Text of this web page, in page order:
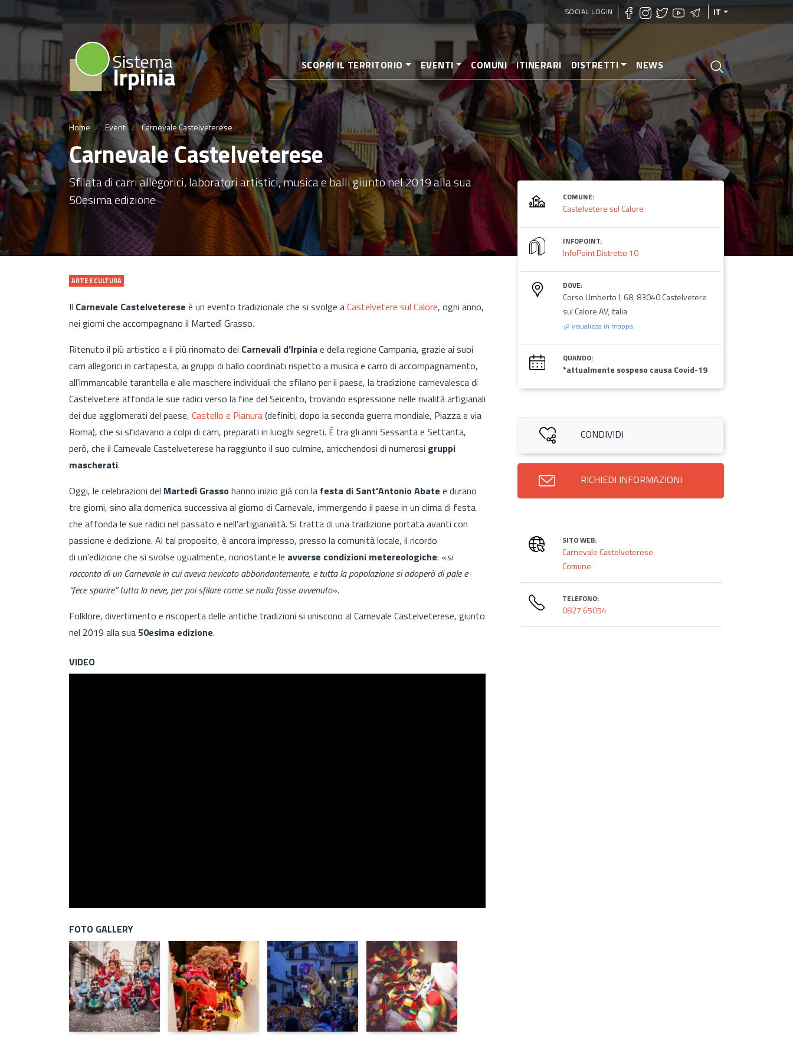
al
SOCIAL LOGIN IT
Sistema
Irpinia SCOPRI IL TERRITORIO EVENTI COMUNI ITINERARI DISTRETTI NEWS
Home Eventi Carnevale Castelveterese
Carnevale Castelveterese
Sfilata di carri allegorici, laboratori artistici, musica e balli giunto nel 2019 alla sua
50esima edizione
ARTE E CULTURA
Il Carnevale Castelveterese è un evento tradizionale che si svolge aCastelvetere sul Calore, ogni anno,
nei giorni che accompagnano il Martedì Grasso.
Ritenuto il più artistico e il più rinomato dei Carnevali d’lrpinia e della regione Campania, grazie ai suoi
carri allegorici in cartapesta, ai gruppi di ballo coordinati rispetto a musica e carro di accompagnamento,
all'immancabile tarantella e alle maschere individuali che sfilano per il paese, la tradizione carnevalesca di
Castelvetere affonda le sue radici verso la fine del Seicento, trovando espressione nelle rivalità artigianali
dei due agglomerati del paese, Castello e Pianura(definiti, dopo la seconda guerra mondiale, Piazza e via
Roma), che si sfidavano a colpi di carri, preparati in luoghi segreti. È tra gli anni Sessanta e Settanta,
però, che il Carnevale Castelveterese ha raggiunto il suo culmine, arricchendosi di numerosi gruppi
mascherati.
Oggi, le celebrazioni del Martedì Grassohanno inizio giàcon la festa di Sant'Antonio Abate e durano
tre giorni, sino alla domenica successiva al giorno di Carnevale, immergendo il paese in un clima di festa
che affonda le sue radici nel passato e nell'artigianalità. Si tratta di una tradizione portata avanti con
passione e dedizione. Al tal proposito, è ancora impresso, presso la comunità locale, il ricordo
di un'edizione che si svolse ugualmente, nonostante le avverse condizioni metereologiche: «si
racconta di un Carnevale in cui aveva nevicato abbondantemente, e tutta la popolazione si adoperò di pale e
“fece sparire” tutta la neve, per poi sfilare come se nulla fosse avvenuto».
Folklore, divertimento e riscoperta delle antiche tradizioni si uniscono al Carnevale Castelveterese, giunto
nel 2019 alla sua50esima edizione.
VIDEO
FOTO GALLERY
COMUNE:
Castelvetere sul Calore
INFOPOINT:
InfoPoint Distretto 10
DOVE:
Corso Umberto I, 68, 83040 Castelvetere
sul Calore AV, Italia
visualizza in mappa
QUANDO:
*attualmente sospeso causa Covid-19
CONDIVIDI
RICHIEDI INFORMAZIONI
SITO WEB:
Carnevale Castelveterese
Comune
TELEFONO:
0827 65054